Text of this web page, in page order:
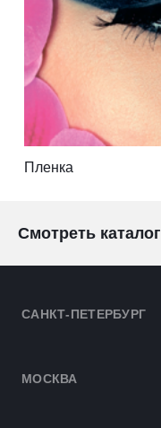
Пленка
Смотреть каталог
САНКТ-ПЕТЕРБУРГ
МОСКВА